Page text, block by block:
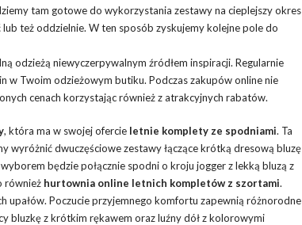
tam gotowe do wykorzystania zestawy na cieplejszy okres
też oddzielnie. W ten sposób zyskujemy kolejne pole do
odzieżą niewyczerpywalnym źródłem inspiracji. Regularnie
w Twoim odzieżowym butiku. Podczas zakupów online nie
cenach korzystając również z atrakcyjnych rabatów.
, która ma w swojej ofercie letnie komplety ze spodniami. Ta
wyróżnić dwuczęściowe zestawy łączące krótką dresową bluzę
będzie połącznie spodni o kroju jogger z lekką bluzą z
również hurtownia online letnich kompletów z szortami.
upałów. Poczucie przyjemnego komfortu zapewnią różnorodne
bluzkę z krótkim rękawem oraz luźny dół z kolorowymi